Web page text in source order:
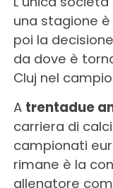
una stagione
poi la
da dove è
Cluj nel
A trentadue
carriera di
campionati
rimane è la
allenatore